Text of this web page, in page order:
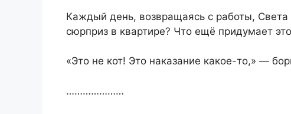
Каждый день, возвращаясь с работы,
сюрприз в квартире? Что ещё придумает
«Это не кот! Это наказание какое-то,» —
…………………